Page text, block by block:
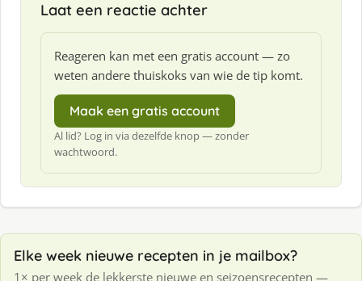
Laat een reactie achter
Reageren kan met een gratis account — zo
weten andere thuiskoks van wie de tip komt.
Maak een gratis account
Al lid? Log in via dezelfde knop — zonder
wachtwoord.
Elke week nieuwe recepten in je mailbox?
1× per week de lekkerste nieuwe en seizoensrecepten —